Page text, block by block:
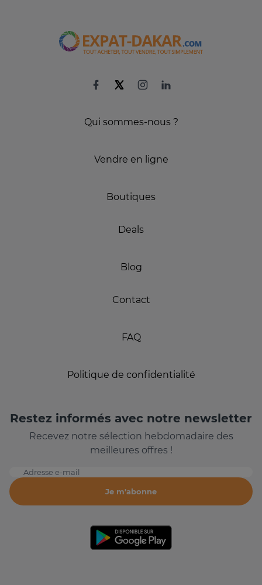
Qui sommes-nous ?
Vendre en ligne
Boutiques
Deals
Blog
Contact
FAQ
Politique de confidentialité
Restez informés avec notre newsletter
Recevez notre sélection hebdomadaire des
meilleures offres !
Adresse e-mail
Je m'abonne